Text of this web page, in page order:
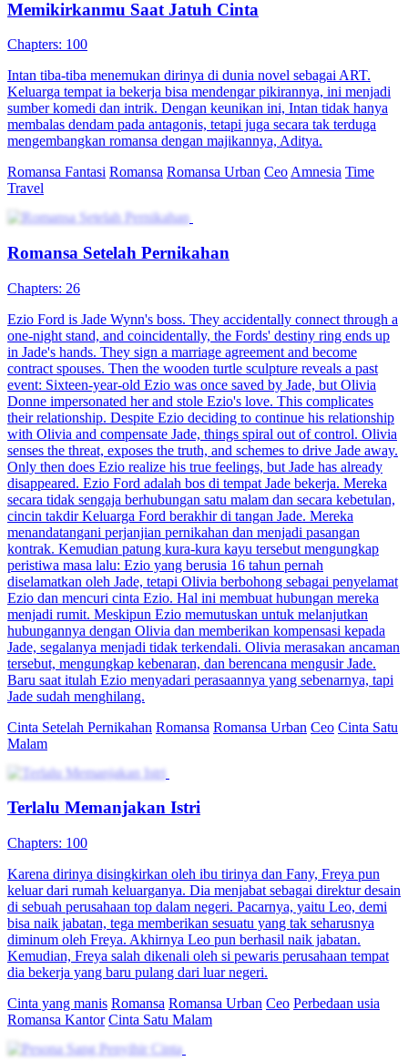
Memikirkanmu Saat Jatuh Cinta
Chapters: 100
Intan tiba-tiba menemukan dirinya di dunia novel sebagai ART.
Keluarga tempat ia bekerja bisa mendengar pikirannya, ini menjadi
sumber komedi dan intrik. Dengan keunikan ini, Intan tidak hanya
membalas dendam pada antagonis, tetapi juga secara tak terduga
mengembangkan romansa dengan majikannya, Aditya.
Romansa Fantasi Romansa Romansa Urban Ceo Amnesia Time
Travel
Romansa Setelah Pernikahan
Chapters: 26
Ezio Ford is Jade Wynn's boss. They accidentally connect through a
one-night stand, and coincidentally, the Fords' destiny ring ends up
in Jade's hands. They sign a marriage agreement and become
contract spouses. Then the wooden turtle sculpture reveals a past
event: Sixteen-year-old Ezio was once saved by Jade, but Olivia
Donne impersonated her and stole Ezio's love. This complicates
their relationship. Despite Ezio deciding to continue his relationship
with Olivia and compensate Jade, things spiral out of control. Olivia
senses the threat, exposes the truth, and schemes to drive Jade away.
Only then does Ezio realize his true feelings, but Jade has already
disappeared. Ezio Ford adalah bos di tempat Jade bekerja. Mereka
secara tidak sengaja berhubungan satu malam dan secara kebetulan,
cincin takdir Keluarga Ford berakhir di tangan Jade. Mereka
menandatangani perjanjian pernikahan dan menjadi pasangan
kontrak. Kemudian patung kura-kura kayu tersebut mengungkap
peristiwa masa lalu: Ezio yang berusia 16 tahun pernah
diselamatkan oleh Jade, tetapi Olivia berbohong sebagai penyelamat
Ezio dan mencuri cinta Ezio. Hal ini membuat hubungan mereka
menjadi rumit. Meskipun Ezio memutuskan untuk melanjutkan
hubungannya dengan Olivia dan memberikan kompensasi kepada
Jade, segalanya menjadi tidak terkendali. Olivia merasakan ancaman
tersebut, mengungkap kebenaran, dan berencana mengusir Jade.
Baru saat itulah Ezio menyadari perasaannya yang sebenarnya, tapi
Jade sudah menghilang.
Cinta Setelah Pernikahan Romansa Romansa Urban Ceo Cinta Satu
Malam
Terlalu Memanjakan Istri
Chapters: 100
Karena dirinya disingkirkan oleh ibu tirinya dan Fany, Freya pun
keluar dari rumah keluarganya. Dia menjabat sebagai direktur desain
di sebuah perusahaan top dalam negeri. Pacarnya, yaitu Leo, demi
bisa naik jabatan, tega memberikan sesuatu yang tak seharusnya
diminum oleh Freya. Akhirnya Leo pun berhasil naik jabatan.
Kemudian, Freya salah dikenali oleh si pewaris perusahaan tempat
dia bekerja yang baru pulang dari luar negeri.
Cinta yang manis Romansa Romansa Urban Ceo Perbedaan usia
Romansa Kantor Cinta Satu Malam